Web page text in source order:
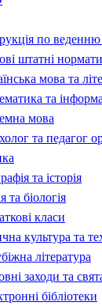
по
штатні
мова та
та
мова
та педагог
та історія
та біологія
класи
культура та
література
заходи та
бібліотеки